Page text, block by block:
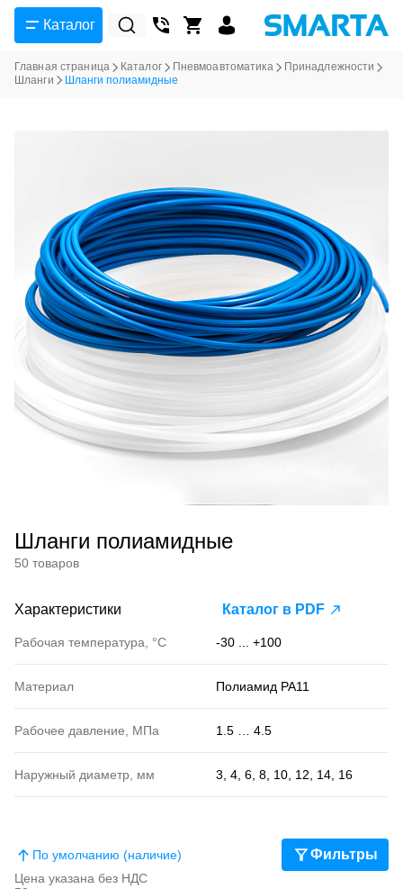
Каталог
Главная страница Каталог Пневмоавтоматика
Принадлежности
Шланги
Шланги полиамидные
Шланги полиамидные
50 товаров
Характеристики Каталог в PDF
Рабочая температура, °С -30 ... +100
Материал Полиамид PA11
Рабочее давление, МПа 1.5 … 4.5
Наружный диаметр, мм 3, 4, 6, 8, 10, 12, 14, 16
Цена указана без НДС
По умолчанию (наличие) Фильтры